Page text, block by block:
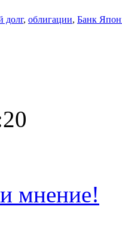
долг, облигации, Банк
мнение!